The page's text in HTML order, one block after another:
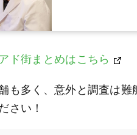
ド街まとめはこちら
も多く、意外と調査は
さい！